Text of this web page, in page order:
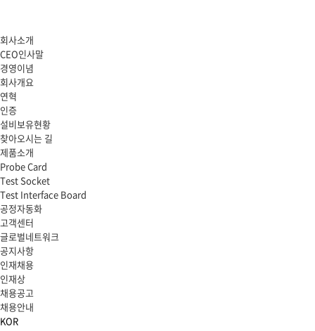
회사소개
CEO인사말
경영이념
회사개요
연혁
인증
설비보유현황
찾아오시는 길
제품소개
Probe Card
Test Socket
Test Interface Board
공정자동화
고객센터
글로벌네트워크
공지사항
인재채용
인재상
채용공고
채용안내
KOR